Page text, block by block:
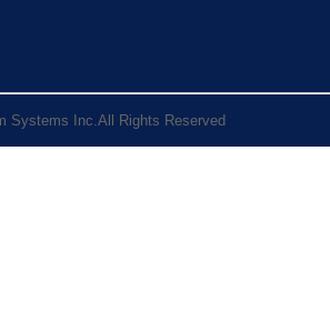
Systems Inc.All Rights Reserved